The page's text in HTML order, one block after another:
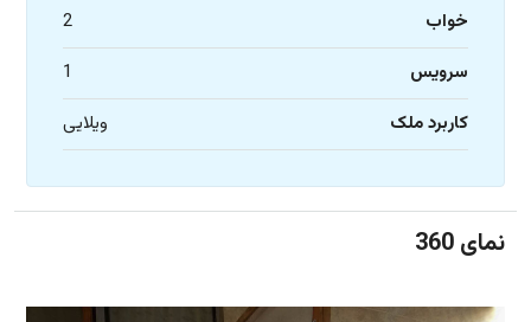
خواب
2
سرویس
1
کاربرد ملک
ویلایی
نمای 360